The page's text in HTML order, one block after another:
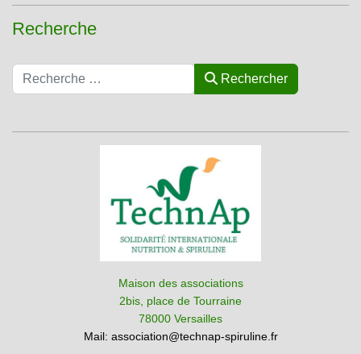
Recherche
Rechercher Rechercher
Maison des associations
2bis, place de Tourraine
78000 Versailles
Mail: association@technap-spiruline.fr